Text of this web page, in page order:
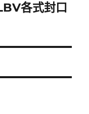
各式封口